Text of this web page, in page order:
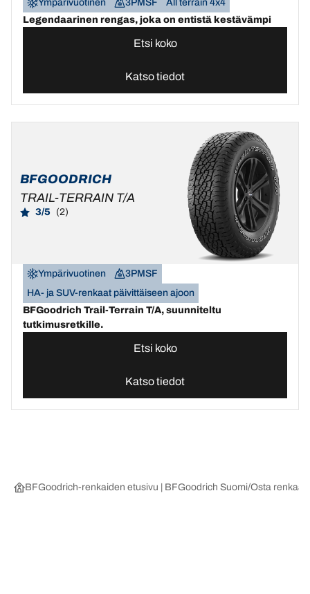
Ympärivuotinen 3PMSF
All terrain 4x4
Legendaarinen rengas, joka on entistä kestävämpi
Etsi koko
Katso tiedot
BFGOODRICH
TRAIL-TERRAIN T/A
3/5 (2)
Ympärivuotinen
3PMSF
HA- ja SUV-renkaat päivittäiseen ajoon
BFGoodrich Trail-Terrain T/A, suunniteltu
tutkimusretkille.
Etsi koko
Katso tiedot
BFGoodrich-renkaiden etusivu | BFGoodrich Suomi Osta renkaat